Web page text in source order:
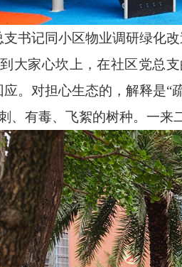
记同小区物业调研绿化改
大家心坎上，在社区党总
。对担心生态的，解释是“
、有毒、飞絮的树种。一来